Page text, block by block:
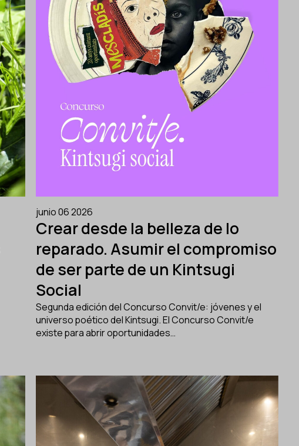
junio 06 2026
Crear desde la belleza de lo
reparado. Asumir el compromiso
de ser parte de un Kintsugi
Social
Segunda edición del Concurso Convit/e: jóvenes y el
universo poético del Kintsugi. El Concurso Convit/e
existe para abrir oportunidades…